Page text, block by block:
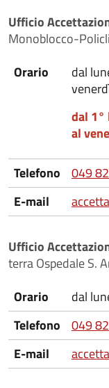
Ufficio
Monoblocco-
Orario
dal
dal
al
Telefono
049
E-mail
Ufficio
terra Ospedale S.
Orario
dal
Telefono
049
E-mail